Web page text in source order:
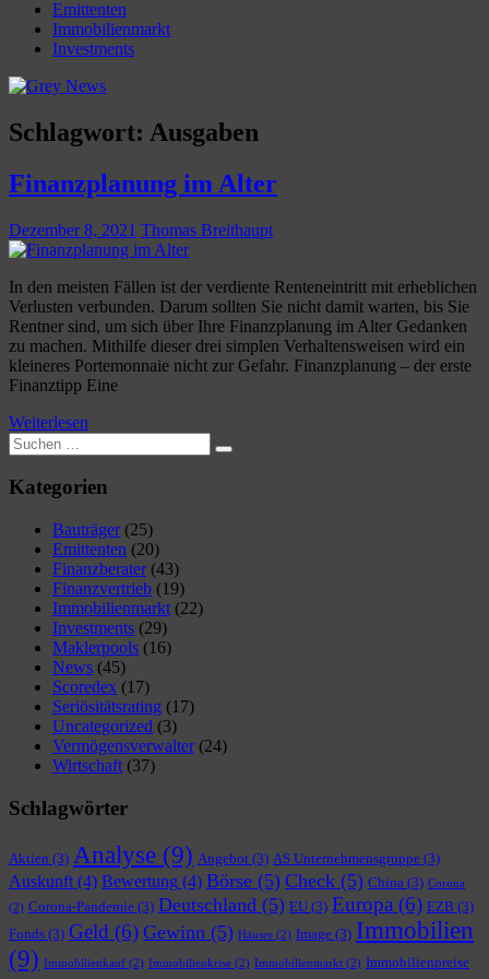
Emittenten
Immobilienmarkt
Investments
Schlagwort: Ausgaben
Finanzplanung im Alter
Dezember 8, 2021 Thomas Breithaupt
In den meisten Fällen ist der verdiente Renteneintritt mit erheblichen
Verlusten verbunden. Darum sollten Sie nicht damit warten, bis Sie
Rentner sind, um sich über Ihre Finanzplanung im Alter Gedanken
zu machen. Mithilfe dieser drei simplen Verhaltensweisen wird ein
kleineres Portemonnaie nicht zur Gefahr. Finanzplanung – der erste
Finanztipp Eine
Weiterlesen
Suchen
nach:
Suchen
Kategorien
Bauträger(25)
Emittenten (20)
Finanzberater(43)
Finanzvertrieb (19)
Immobilienmarkt (22)
Investments (29)
Maklerpools (16)
News (45)
Scoredex (17)
Seriösitätsrating (17)
Uncategorized (3)
Vermögensverwalter(24)
Wirtschaft (37)
Schlagwörter
Aktien (3) Analyse (9) Angebot (3) AS Unternehmensgruppe (3)
Auskunft (4) Bewertung (4) Börse (5) Check (5) China (3) Corona
(2) Corona-Pandemie (3) Deutschland (5) EU (3) Europa (6) EZB (3)
Fonds (3) Geld (6) Gewinn (5) Häuser (2) Image (3) Immobilien
(9) Immobilienkauf (2) Immobilienkrise (2) Immobilienmarkt (2) Immobilienpreise